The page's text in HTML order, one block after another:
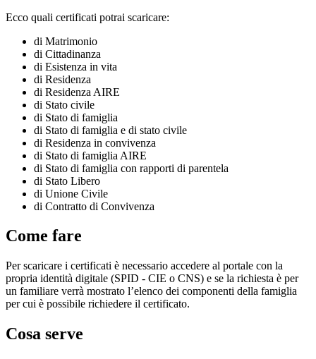
Ecco quali certificati potrai scaricare:
di Matrimonio
di Cittadinanza
di Esistenza in vita
di Residenza
di Residenza AIRE
di Stato civile
di Stato di famiglia
di Stato di famiglia e di stato civile
di Residenza in convivenza
di Stato di famiglia AIRE
di Stato di famiglia con rapporti di parentela
di Stato Libero
di Unione Civile
di Contratto di Convivenza
Come fare
Per scaricare i certificati è necessario accedere al portale con la
propria identità digitale (SPID - CIE o CNS) e se la richiesta è per
un familiare verrà mostrato l’elenco dei componenti della famiglia
per cui è possibile richiedere il certificato.
Cosa serve